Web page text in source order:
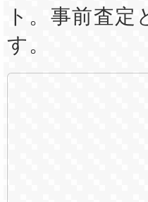
ト。事前査
す。